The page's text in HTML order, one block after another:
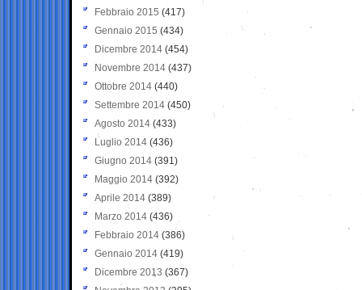
Febbraio 2015 (417)
Gennaio 2015 (434)
Dicembre 2014 (454)
Novembre 2014 (437)
Ottobre 2014 (440)
Settembre 2014 (450)
Agosto 2014 (433)
Luglio 2014 (436)
Giugno 2014 (391)
Maggio 2014 (392)
Aprile 2014 (389)
Marzo 2014 (436)
Febbraio 2014 (386)
Gennaio 2014 (419)
Dicembre 2013 (367)